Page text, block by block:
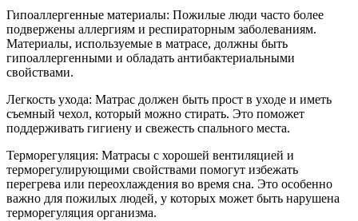
Гипоаллергенные материалы: Пожилые люди часто более
подвержены аллергиям и респираторным заболеваниям.
Материалы, используемые в матрасе, должны быть
гипоаллергенными и обладать антибактериальными
свойствами.
Легкость ухода: Матрас должен быть прост в уходе и иметь
съемный чехол, который можно стирать. Это поможет
поддерживать гигиену и свежесть спального места.
Терморегуляция: Матрасы с хорошей вентиляцией и
терморегулирующими свойствами помогут избежать
перегрева или переохлаждения во время сна. Это особенно
важно для пожилых людей, у которых может быть нарушена
терморегуляция организма.